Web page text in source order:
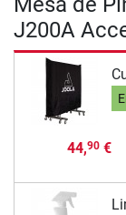
J200A
44,90€